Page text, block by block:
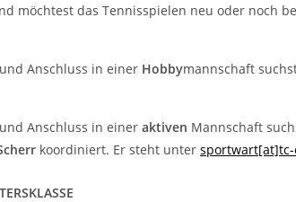
möchtest das Tennisspielen neu oder noch
Anschluss in einer Hobbymannschaft
Anschluss in einer aktiven Mannschaft
koordiniert. Er steht unter